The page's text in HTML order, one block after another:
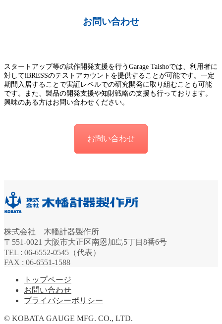
お問い合わせ
スタートアップ等の試作開発支援を行うGarage Taishoでは、利用者に
対してiBRESSのテストアカウントを提供することが可能です。一定
期間入居することで実証レベルでの研究開発に取り組むことも可能
です。また、製品の開発支援や知財戦略の支援も行っております。
興味のある方はお問い合わせください。
お問い合わせ
株式会社 木幡計器製作所
〒551-0021 大阪市大正区南恩加島5丁目8番6号
TEL : 06-6552-0545（代表）
FAX : 06-6551-1588
トップページ
お問い合わせ
プライバシーポリシー
© KOBATA GAUGE MFG. CO., LTD.